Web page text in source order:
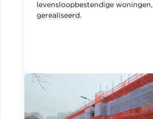
levensloopbestendige woningen,
gerealiseerd.